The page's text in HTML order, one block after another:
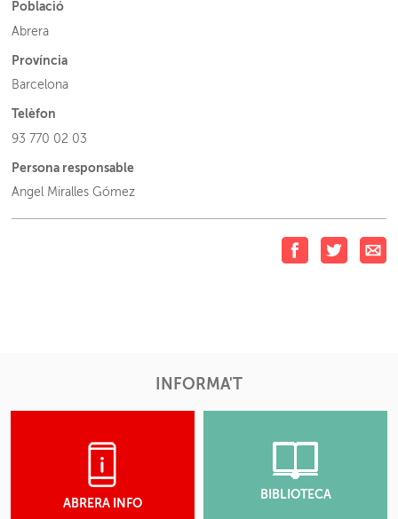
Població
Abrera
Província
Barcelona
Telèfon
93 770 02 03
Persona responsable
Angel Miralles Gómez
INFORMA'T
ABRERA INFO
BIBLIOTECA